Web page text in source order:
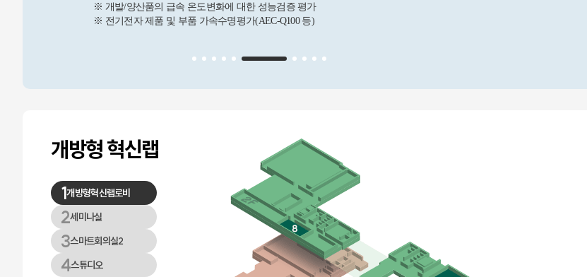
※ 개발/양산품의 급속 온도변화에 대한 성능검증 평가
※ 전기전자 제품 및 부품 가속수명평가(AEC-Q100 등)
개방형 혁신랩
1개방형혁신랩로비
2세미나실
3스마트회의실2
4스튜디오